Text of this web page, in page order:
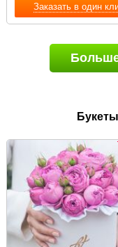
Заказать в один